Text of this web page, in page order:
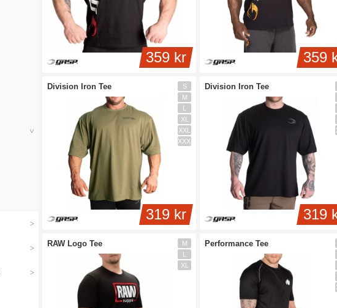
359 kr 359
Division Iron Tee
319 kr
S
M
L
XL
XXL
XXXL
Division Iron Tee
319
RAW Logo Tee
M
L
XL
Performance Tee